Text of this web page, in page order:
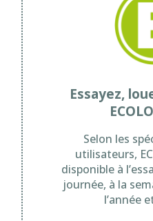
Essayez,
Selon les
utilisateurs,
disponible à
journée, à la
l’année